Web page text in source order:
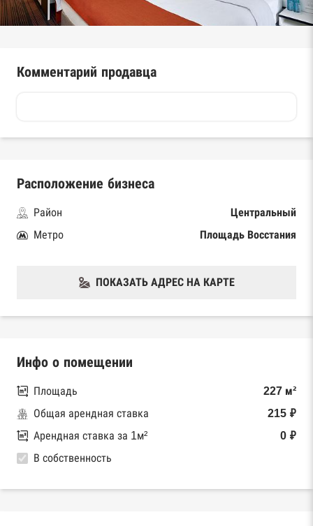
Комментарий продавца
Расположение бизнеса
Район
Центральный
Метро
Площадь Восстания
ПОКАЗАТЬ АДРЕС НА КАРТЕ
Инфо о помещении
Площадь
227 м²
Общая арендная ставка
215 ₽
Арендная ставка за 1м²
0 ₽
В собственность